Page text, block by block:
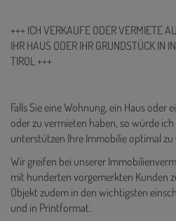
+++ ICH VERKAUFE ODER VERMIETE
IHR HAUS ODER IHR GRUNDSTÜCK IN
TIROL +++
Falls Sie eine Wohnung, ein Haus oder
oder zu vermieten haben, so würde ich
unterstützen Ihre Immobilie optimal
Wir greifen bei unserer
mit hunderten vorgemerkten Kunden
Objekt zudem in den wichtigsten
und in Printformat.